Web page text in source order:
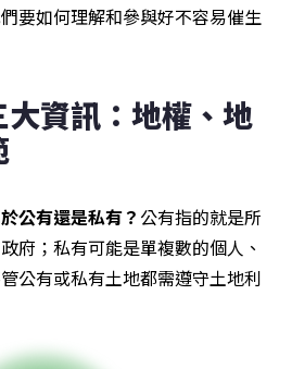
要如何理解和參與好不容易催生
資訊：地權、地
公有還是私有？ 公有指的就是所
府；私有可能是單複數的個人、
公有或私有土地都需遵守土地利